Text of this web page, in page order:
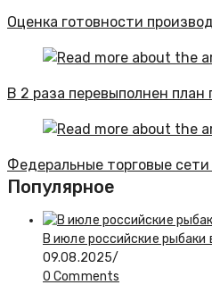
Оценка готовности
В 2 раза перевыполнен план
Федеральные торговые
Популярное
В июле российские рыбаки
09.08.2025/
0 Comments